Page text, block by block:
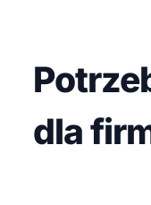
dla